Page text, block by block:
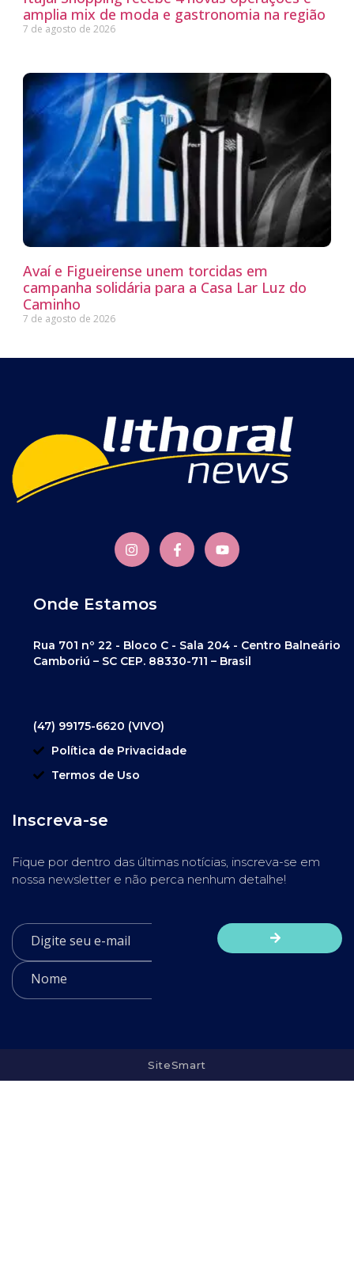
amplia mix de moda e gastronomia na região
7 de agosto de 2026
Avaí e Figueirense unem torcidas em
campanha solidária para a Casa Lar Luz do
Caminho
7 de agosto de 2026
Onde Estamos
Rua 701 nº 22 - Bloco C - Sala 204 - Centro Balneário
Camboriú – SC CEP. 88330-711 – Brasil
(47) 99175-6620 (VIVO)
Política de Privacidade
Termos de Uso
Inscreva-se
Fique por dentro das últimas notícias, inscreva-se em
nossa newsletter e não perca nenhum detalhe!
SiteSmart